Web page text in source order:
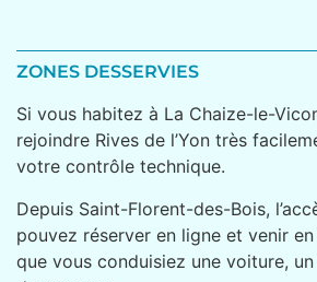
ZONES DESSERVIES
Si vous habitez à La Chaize-le-
rejoindre Rives de l’Yon très
votre contrôle technique.
Depuis Saint-Florent-des-Bois,
pouvez réserver en ligne et venir
que vous conduisiez une voiture,